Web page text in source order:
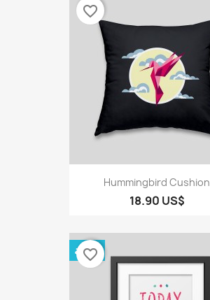
Hummingbird Cushion
18.90 US$
favorite_border
حزمة
favorite_border